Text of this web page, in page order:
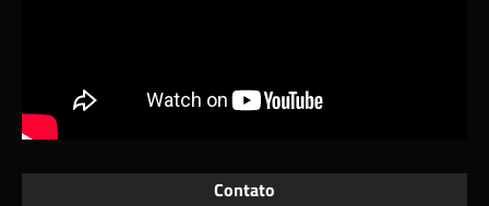
Contato